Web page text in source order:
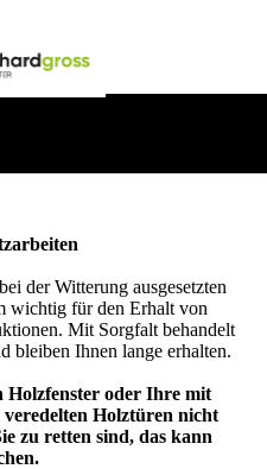
der Witterung ausgesetzten
wichtig für den Erhalt von
Mit Sorgfalt behandelt
bleiben Ihnen lange erhalten.
Holzfenster oder Ihre mit
Holztüren nicht
zu retten sind, das kann